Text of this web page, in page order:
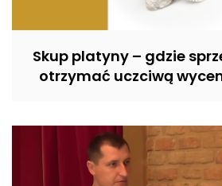
Skup platyny – gdzie
otrzymać uczciwą